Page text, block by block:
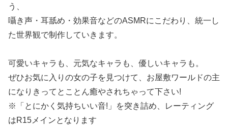
う、
囁き声・耳舐め・効果音などのASMRにこだわり、統一し
た世界観で制作していきます。
可愛いキャラも、元気なキャラも、優しいキャラも。
ぜひお気に入りの女の子を見つけて、お屋敷ワールドの主
になりきってとことん癒やされちゃって下さい!
※「とにかく気持ちいい音!」を突き詰め、レーティング
はR15メインとなります